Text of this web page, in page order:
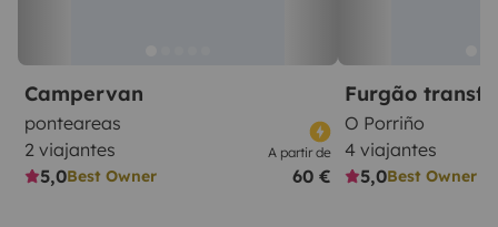
Campervan
ponteareas
2 viajantes
5,0Best Owner
A partir de
60 €
Furgão
O Porriño
4 viajantes
5,0Best Owner